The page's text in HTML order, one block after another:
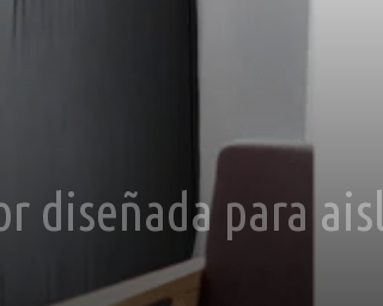
diseñada para